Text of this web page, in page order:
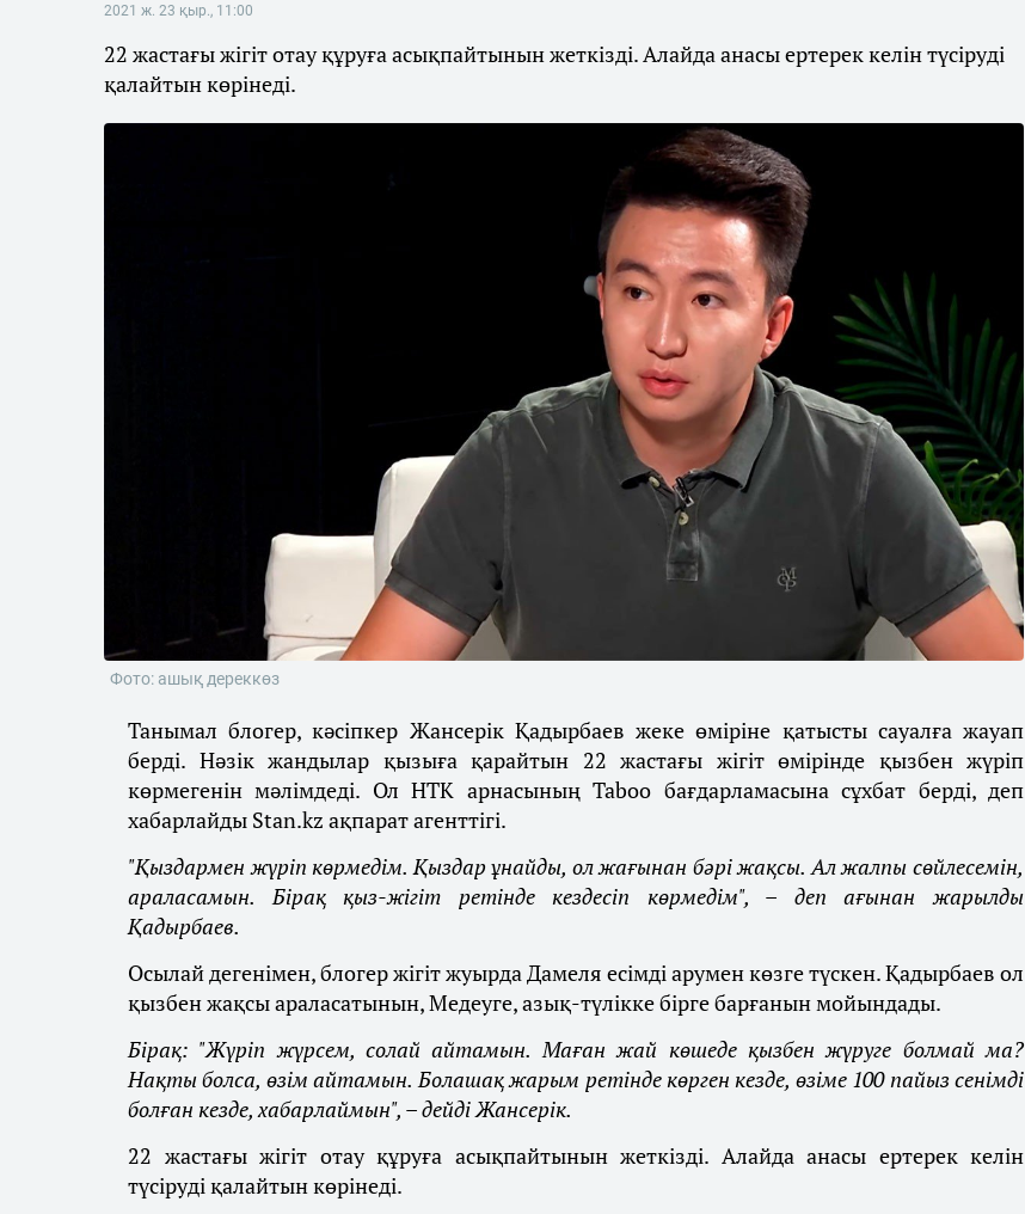
2021 ж. 23 қыр., 11:00
22 жастағы жігіт отау құруға асықпайтынын жеткізді. Алайда анасы ертерек келін түсіруді
қалайтын көрінеді.
Фото: ашық дереккөз
Танымал блогер, кәсіпкер Жансерік Қадырбаев жеке өміріне қатысты сауалға жауап
берді. Нәзік жандылар қызыға қарайтын 22 жастағы жігіт өмірінде қызбен жүріп
көрмегенін мәлімдеді. Ол НТК арнасының Taboo бағдарламасына сұхбат берді, деп
хабарлайды Stan.kz ақпарат агенттігі.
"Қыздармен жүріп көрмедім. Қыздар ұнайды, ол жағынан бәрі жақсы. Ал жалпы сөйлесемін,
араласамын. Бірақ қыз-жігіт ретінде кездесіп көрмедім", – деп ағынан жарылды
Қадырбаев.
Осылай дегенімен, блогер жігіт жуырда Дамеля есімді арумен көзге түскен. Қадырбаев ол
қызбен жақсы араласатынын, Медеуге, азық-түлікке бірге барғанын мойындады.
Бірақ: "Жүріп жүрсем, солай айтамын. Маған жай көшеде қызбен жүруге болмай ма?
Нақты болса, өзім айтамын. Болашақ жарым ретінде көрген кезде, өзіме 100 пайыз сенімді
болған кезде, хабарлаймын", – дейді Жансерік.
22 жастағы жігіт отау құруға асықпайтынын жеткізді. Алайда анасы ертерек келін
түсіруді қалайтын көрінеді.